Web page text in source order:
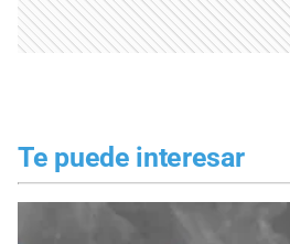
Te puede interesar